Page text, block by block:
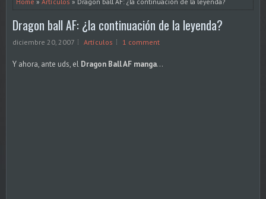
Dragon ball AF: ¿la continuación de la leyenda?
diciembre 20, 2007 Artículos 1 comment
Y ahora, ante uds, el Dragon Ball AF manga...